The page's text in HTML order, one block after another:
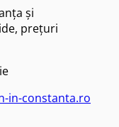
și
prețuri
in-constanta.ro